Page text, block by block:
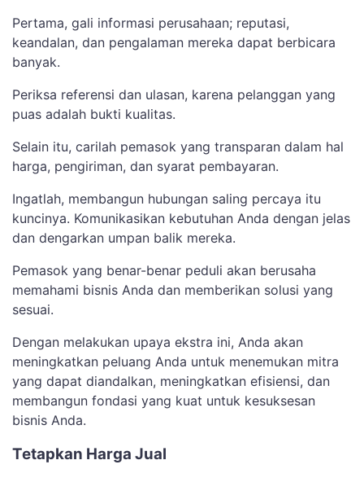
Pertama, gali informasi perusahaan; reputasi,
keandalan, dan pengalaman mereka dapat berbicara
banyak.
Periksa referensi dan ulasan, karena pelanggan yang
puas adalah bukti kualitas.
Selain itu, carilah pemasok yang transparan dalam hal
harga, pengiriman, dan syarat pembayaran.
Ingatlah, membangun hubungan saling percaya itu
kuncinya. Komunikasikan kebutuhan Anda dengan jelas
dan dengarkan umpan balik mereka.
Pemasok yang benar-benar peduli akan berusaha
memahami bisnis Anda dan memberikan solusi yang
sesuai.
Dengan melakukan upaya ekstra ini, Anda akan
meningkatkan peluang Anda untuk menemukan mitra
yang dapat diandalkan, meningkatkan efisiensi, dan
membangun fondasi yang kuat untuk kesuksesan
bisnis Anda.
Tetapkan Harga Jual